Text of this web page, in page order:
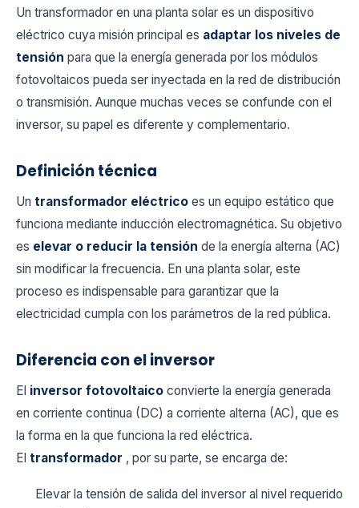
Un transformador en una planta solar es un dispositivo
eléctrico cuya misión principal es adaptar los niveles de
tensión para que la energía generada por los módulos
fotovoltaicos pueda ser inyectada en la red de distribución
o transmisión. Aunque muchas veces se confunde con el
inversor, su papel es diferente y complementario.
Definición técnica
Un transformador eléctrico es un equipo estático que
funciona mediante inducción electromagnética. Su objetivo
es elevar o reducir la tensión de la energía alterna (AC)
sin modificar la frecuencia. En una planta solar, este
proceso es indispensable para garantizar que la
electricidad cumpla con los parámetros de la red pública.
Diferencia con el inversor
El inversor fotovoltaico convierte la energía generada
en corriente continua (DC) a corriente alterna (AC), que es
la forma en la que funciona la red eléctrica.
El transformador , por su parte, se encarga de:
Elevar la tensión de salida del inversor al nivel requerido